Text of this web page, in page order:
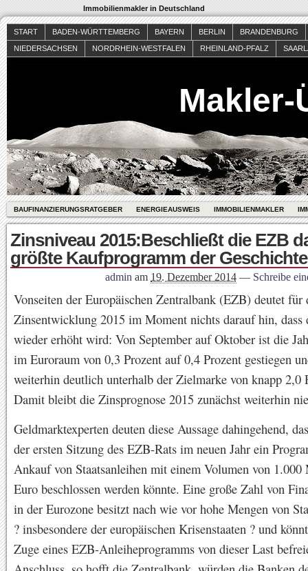
Immobilienmakler in Deutschland
START BADEN-WÜRTTEMBERG BAYERN BERLIN
BRANDENBURG
NIEDERSACHSEN
NORDRHEIN-WESTFALEN RHEINLAND-PFALZ
Makler-
BAUFINANZIERUNGSRATGEBER ENERGIEAUSWEIS IMMOBILIENMAKLER
Zinsniveau 2015:Beschließt die EZB
größte Kaufprogramm der
admin am 19. Dezember 2014 — Schreibe
Vonseiten der Europäischen Zentralbank (EZB) deutet für
Zinsentwicklung 2015 im Moment nichts darauf hin, dass
wieder erhöht wird: Von September auf Oktober ist die
im Euroraum von 0,3 Prozent auf 0,4 Prozent gestiegen
weiterhin deutlich unterhalb der Zielmarke von knapp 2,0
Damit bleibt die Zinsprognose 2015 zunächst weiterhin
Geldmarktexperten deuten diese Aussage dahingehend,
der ersten Sitzung des EZB-Rats im neuen Jahr ein
Ankauf von Staatsanleihen mit einem Volumen von
Euro beschlossen werden könnte. Eine große Zahl von
in der Eurozone besitzt nach wie vor hohe Mengen von
? insbesondere der europäischen Krisenstaaten ? und
Zuge eines EZB-Anleiheprogramms von dieser Last